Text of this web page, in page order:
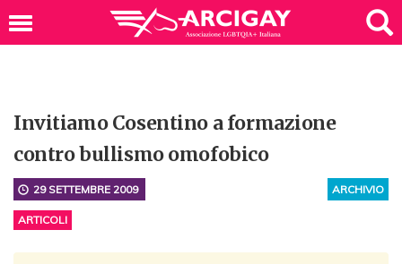
Invitiamo Cosentino a formazione
contro bullismo omofobico
ARCHIVIO
29 SETTEMBRE 2009
ARTICOLI